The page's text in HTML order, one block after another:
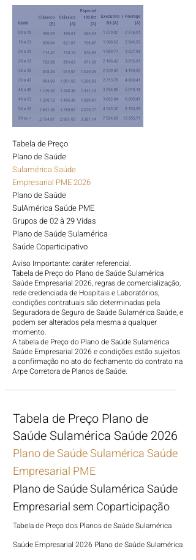
Tabela de Preço
Plano de Saúde
Sulamérica Saúde
Empresarial PME 2026
Plano de Saúde
SulAmérica Saúde PME
Grupos de 02 à 29 Vidas
Plano de Saúde Sulamérica
SaúdeCoparticipativo
Aviso Importante: caráter referencial.
Tabela de Preço do Plano de Saúde Sulamérica
Saúde Empresarial 2026, regras de comercialização,
rede credenciada de Hospitais e Laboratórios,
condições contratuais são determinadas pela
Seguradora de Seguro de Saúde Sulamérica Saúde, e
podem ser alterados pela mesma a qualquer
momento.
A tabela de Preço do Plano de Saúde Sulamérica
Saúde Empresarial 2026 e condições estão sujeitos
a confirmação no ato do fechamento do contrato na
Arpe Corretora de Planos de Saúde.
Tabela de Preço Plano de
Saúde Sulamérica Saúde 2026
Plano de Saúde Sulamérica Saúde
Empresarial PME
Plano de Saúde Sulamérica Saúde
Empresarial sem Coparticipação
Tabela de Preço dos Planos de Saúde Sulamérica
Saúde Empresarial 2026 Plano de SaúdeSulamérica